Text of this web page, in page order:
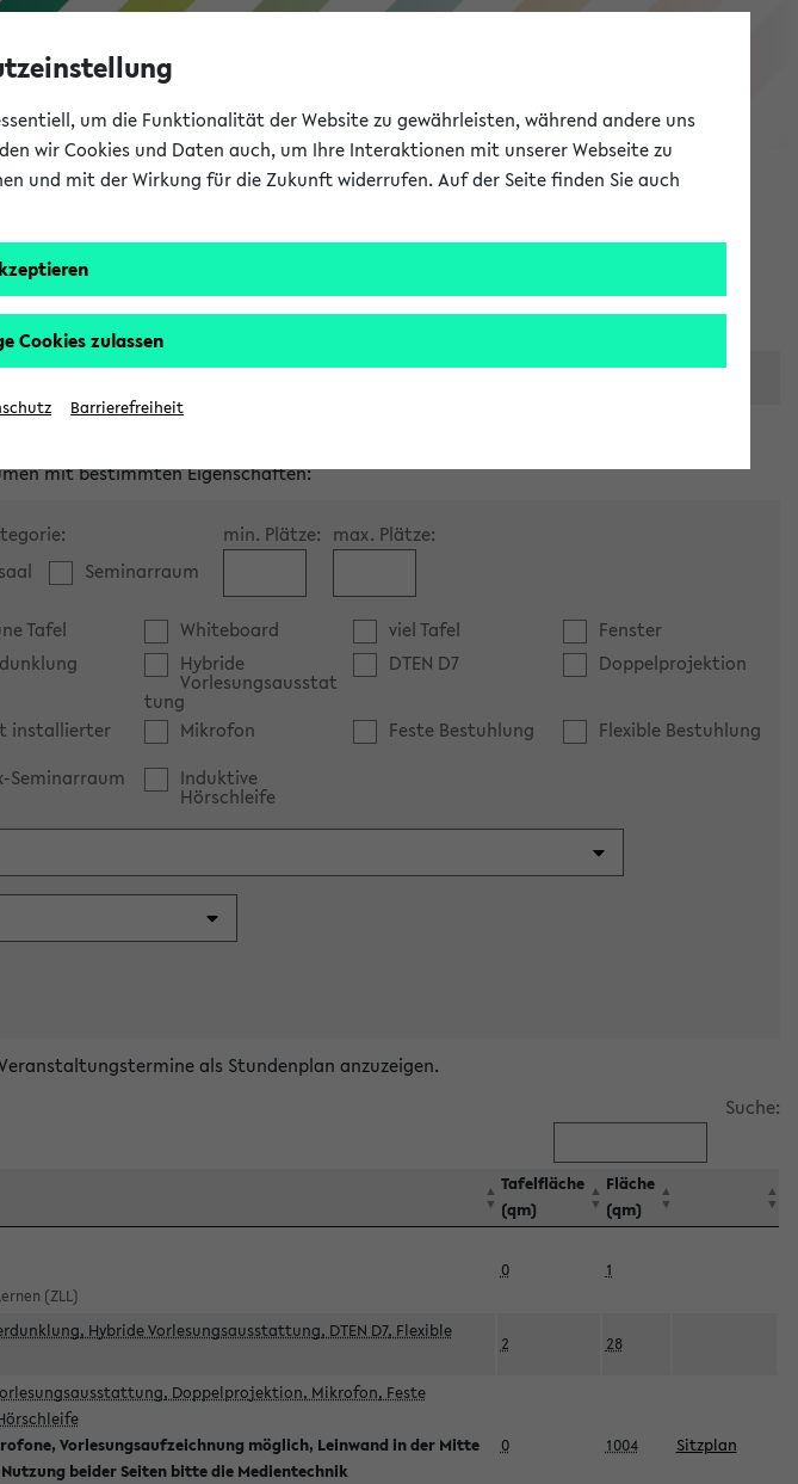
eKVV
mit bestimmten Eigenschaften:
Seminarraum
min. Plätze: max. Plätze:
Tafel Whiteboard viel Tafel
Fenster
Hybride
Vorlesungsausstat
tung
DTEN D7 Doppelprojektion
installierter Mikrofon Feste Bestuhlung
Flexible Bestuhlung
Seminarraum
Induktive
Hörschleife
als Stundenplan anzuzeigen.
Suche:
Tafelfläche
(qm)
Fläche
(qm)
(ZLL)
0 1
Hybride Vorlesungsausstattung, DTEN D7, Flexible
2 28
Doppelprojektion, Mikrofon, Feste
Vorlesungsaufzeichnung möglich, Leinwand in der Mitte
beider Seiten bitte die Medientechnik
0 1004 Sitzplan
um die Funktionalität der Website zu gewährleisten, während andere uns
wir Cookies und Daten auch, um Ihre Interaktionen mit unserer Webseite zu
und mit der Wirkung für die Zukunft widerrufen. Auf der Seite finden Sie auch
Cookies zulassen
Barrierefreiheit